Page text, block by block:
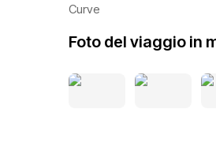
Curve
Foto del viaggio in